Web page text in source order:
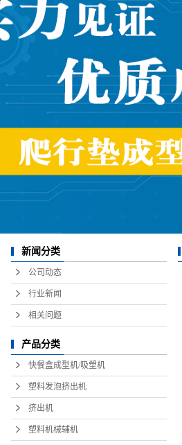
新闻分类
公司动态
行业新闻
相关问题
产品分类
快餐盒成型机/吸塑机
塑料发泡挤出机
挤出机
塑料机械辅机